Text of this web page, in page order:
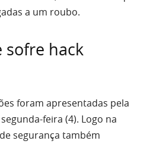
a um roubo.
sofre hack
foram apresentadas pela
feira (4). Logo na
segurança também